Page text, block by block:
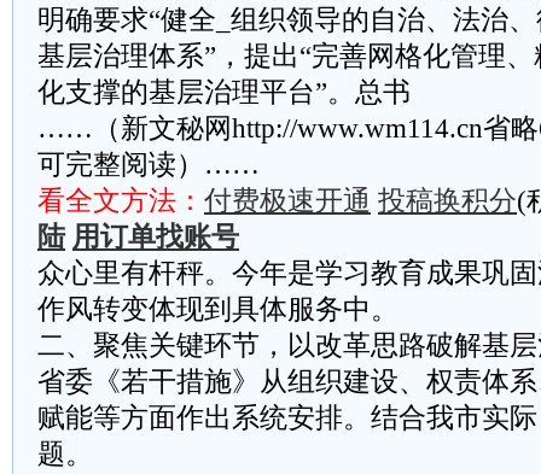
明确要求“健全_组织领导的自治、法治
基层治理体系”，提出“完善网格化管理
化支撑的基层治理平台”。总书
……（新文秘网http://www.wm114.cn省
可完整阅读）……
看全文方法： 付费极速开通 投稿换积分(
陆 用订单找账号
众心里有杆秤。今年是学习教育成果巩
作风转变体现到具体服务中。
二、聚焦关键环节，以改革思路破解基
省委《若干措施》从组织建设、权责体
赋能等方面作出系统安排。结合我市实
题。